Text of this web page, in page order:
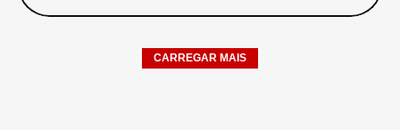
CARREGAR MAIS